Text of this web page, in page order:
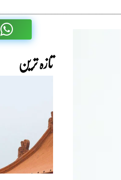
تازہ ترین